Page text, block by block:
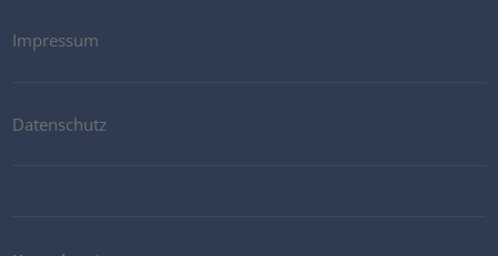
Impressum
Datenschutz